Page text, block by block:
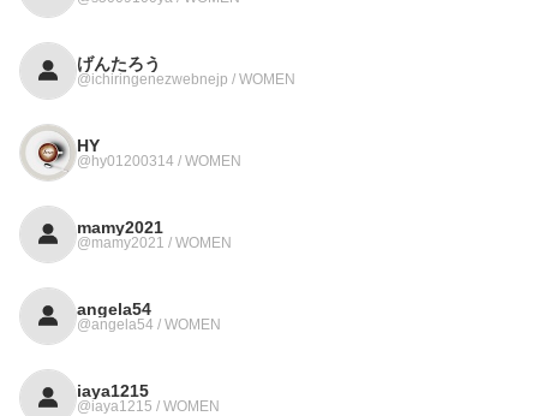
げんたろう
@ichiringenezwebnejp / WOMEN
HY
@hy01200314 / WOMEN
mamy2021
@mamy2021 / WOMEN
angela54
@angela54 / WOMEN
iaya1215
@iaya1215 / WOMEN